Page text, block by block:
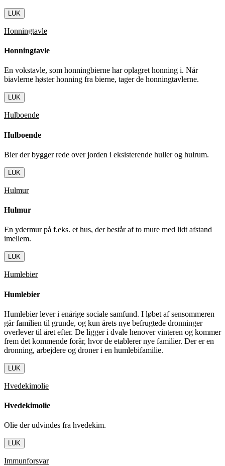
LUK
Honningtavle
Honningtavle
En vokstavle, som honningbierne har oplagret honning i. Når
biavlerne høster honning fra bierne, tager de honningtavlerne.
LUK
Hulboende
Hulboende
Bier der bygger rede over jorden i eksisterende huller og hulrum.
LUK
Hulmur
Hulmur
En ydermur på f.eks. et hus, der består af to mure med lidt afstand
imellem.
LUK
Humlebier
Humlebier
Humlebier lever i enårige sociale samfund. I løbet af sensommeren
går familien til grunde, og kun årets nye befrugtede dronninger
overlever til året efter. De ligger i dvale henover vinteren og kommer
frem det kommende forår, hvor de etablerer nye familier. Der er en
dronning, arbejdere og droner i en humlebifamilie.
LUK
Hvedekimolie
Hvedekimolie
Olie der udvindes fra hvedekim.
LUK
Immunforsvar